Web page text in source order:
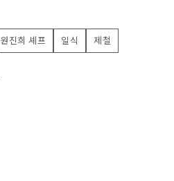
원진희 셰프 일식
제철